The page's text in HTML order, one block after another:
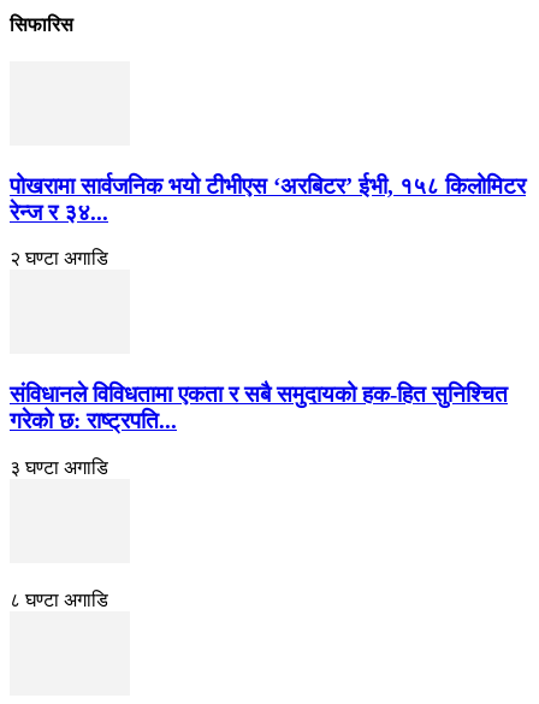
सिफारिस
पोखरामा सार्वजनिक भयो टीभीएस ‘अरबिटर’ ईभी, १५८ किलोमिटर
रेन्ज र ३४...
२ घण्टा अगाडि
संविधानले विविधतामा एकता र सबै समुदायको हक-हित सुनिश्चित
गरेको छ: राष्ट्रपति...
३ घण्टा अगाडि
८ घण्टा अगाडि